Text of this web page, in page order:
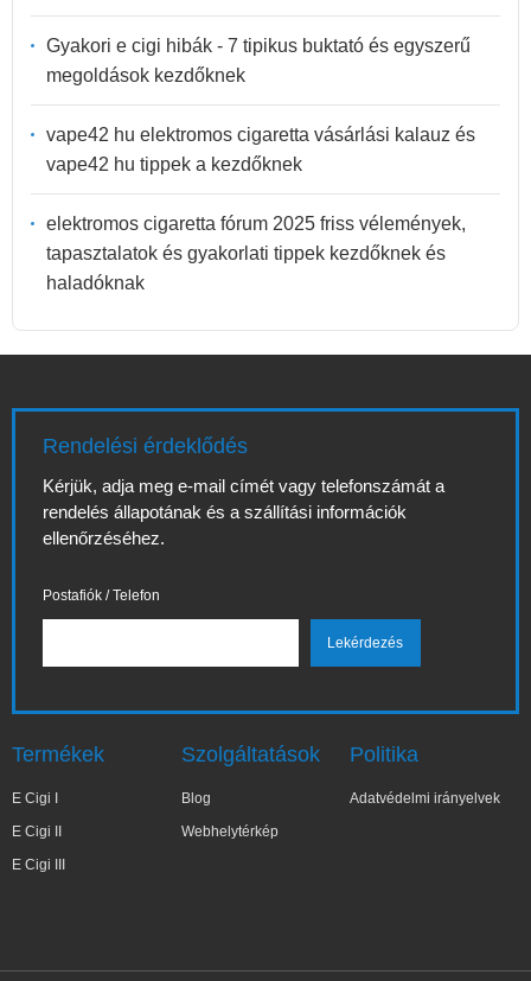
Gyakori e cigi hibák - 7 tipikus buktató és egyszerű
megoldások kezdőknek
vape42 hu elektromos cigaretta vásárlási kalauz és
vape42 hu tippek a kezdőknek
elektromos cigaretta fórum 2025 friss vélemények,
tapasztalatok és gyakorlati tippek kezdőknek és
haladóknak
Rendelési érdeklődés
Kérjük, adja meg e-mail címét vagy telefonszámát a
rendelés állapotának és a szállítási információk
ellenőrzéséhez.
Postafiók / Telefon
Termékek
E Cigi I
E Cigi II
E Cigi III
Szolgáltatások
Blog
Webhelytérkép
Politika
Adatvédelmi irányelvek